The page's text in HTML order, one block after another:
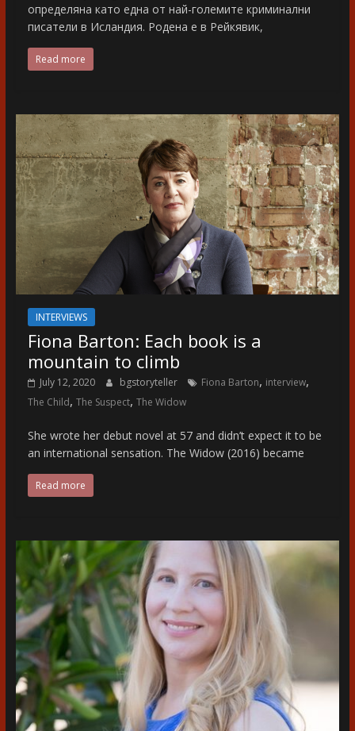
определяна като една от най-големите криминални
писатели в Исландия. Родена е в Рейкявик,
Read more
INTERVIEWS
Fiona Barton: Each book is a
mountain to climb
July 12, 2020 bgstoryteller Fiona Barton, interview,
The Child, The Suspect, The Widow
She wrote her debut novel at 57 and didn’t expect it to be
an international sensation. The Widow (2016) became
Read more